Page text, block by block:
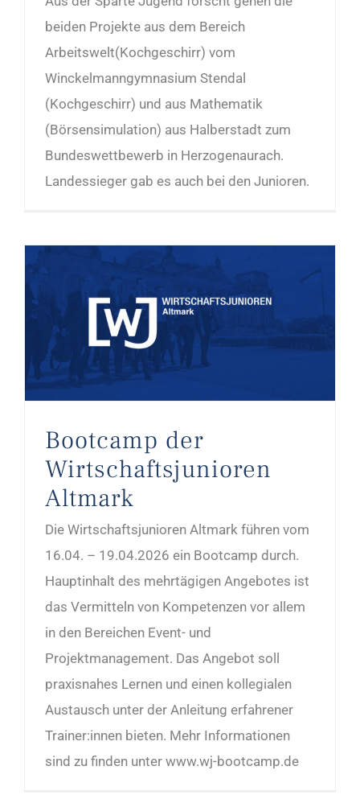
beiden Projekte aus dem Bereich
Arbeitswelt(Kochgeschirr) vom
Winckelmanngymnasium Stendal
(Kochgeschirr) und aus Mathematik
(Börsensimulation) aus Halberstadt zum
Bundeswettbewerb in Herzogenaurach.
Landessieger gab es auch bei den Junioren.
Bootcamp der
Wirtschaftsjunioren
Altmark
Die Wirtschaftsjunioren Altmark führen vom
16.04. – 19.04.2026 ein Bootcamp durch.
Hauptinhalt des mehrtägigen Angebotes ist
das Vermitteln von Kompetenzen vor allem
in den Bereichen Event- und
Projektmanagement. Das Angebot soll
praxisnahes Lernen und einen kollegialen
Austausch unter der Anleitung erfahrener
Trainer:innen bieten. Mehr Informationen
sind zu finden unter www.wj-bootcamp.de